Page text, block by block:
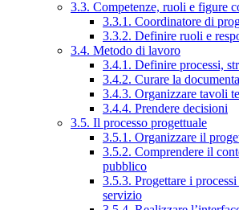
3.3. Competenze, ruoli e figure
3.3.1. Coordinatore di
3.3.2. Definire ruoli e
3.4. Metodo di lavoro
3.4.1. Definire processi,
3.4.2. Curare la
3.4.3. Organizzare tavoli
3.4.4. Prendere decisioni
3.5. Il processo progettuale
3.5.1. Organizzare il
3.5.2. Comprendere il
pubblico
3.5.3. Progettare i processi
servizio